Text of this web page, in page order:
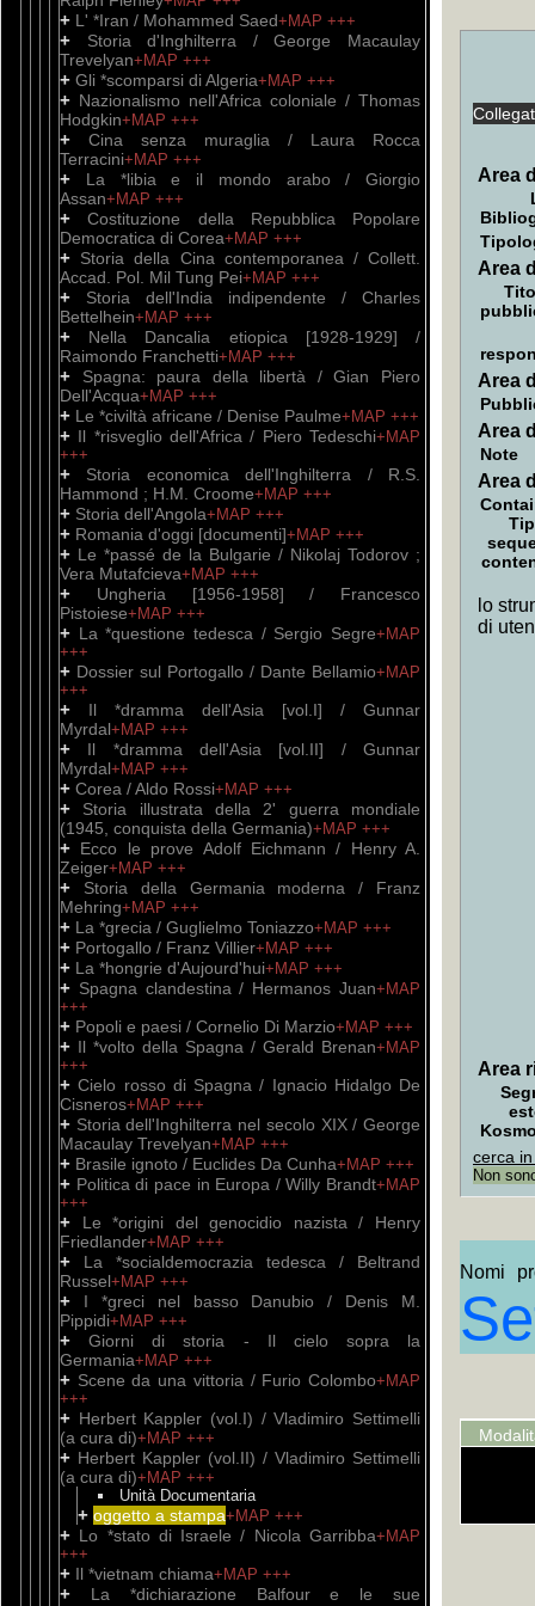
+ L' *Iran / Mohammed Saed+MAP +++
+
Storia d'Inghilterra / George Macaulay
Trevelyan+MAP +++
+ Gli *scomparsi di Algeria+MAP +++
+ Nazionalismo nell'Africa coloniale / Thomas
Hodgkin+MAP +++
+ Cina senza muraglia / Laura Rocca
Terracini+MAP +++
+
La *libia e il mondo arabo / Giorgio
Assan+MAP +++
+Costituzione della Repubblica Popolare
Democratica di Corea+MAP +++
+ Storia della Cina contemporanea / Collett.
Accad. Pol. Mil Tung Pei+MAP +++
+ Storia dell'India indipendente / Charles
Bettelhein+MAP +++
+ Nella Dancalia etiopica [1928-1929] /
Raimondo Franchetti+MAP +++
+
Spagna: paura della libertà / Gian Piero
Dell'Acqua+MAP +++
+ Le *civiltà africane / Denise Paulme+MAP +++
+ Il *risveglio dell'Africa / Piero Tedeschi+MAP
+++
+ Storia economica dell'Inghilterra / R.S.
Hammond ; H.M. Croome+MAP +++
+ Storia dell'Angola+MAP +++
+ Romania d'oggi [documenti]+MAP +++
+ Le *passé de la Bulgarie / Nikolaj Todorov ;
Vera Mutafcieva+MAP +++
+
Ungheria [1956-1958] / Francesco
Pistoiese+MAP +++
+ La *questione tedesca / Sergio Segre+MAP
+++
+ Dossier sul Portogallo / Dante Bellamio+MAP
+++
+ Il *dramma dell'Asia [vol.I] / Gunnar
Myrdal+MAP +++
+ Il *dramma dell'Asia [vol.II] / Gunnar
Myrdal+MAP +++
+ Corea / Aldo Rossi+MAP +++
+ Storia illustrata della 2' guerra mondiale
(1945, conquista della Germania)+MAP +++
+ Ecco le prove Adolf Eichmann / Henry A.
Zeiger+MAP +++
+
Storia della Germania moderna / Franz
Mehring+MAP +++
+ La *grecia / Guglielmo Toniazzo+MAP +++
+ Portogallo / Franz Villier+MAP +++
+ La *hongrie d'Aujourd'hui+MAP +++
+ Spagna clandestina / Hermanos Juan+MAP
+++
+ Popoli e paesi / Cornelio Di Marzio+MAP +++
+ Il *volto della Spagna / Gerald Brenan+MAP
+++
+Cielo rosso di Spagna / Ignacio Hidalgo De
Cisneros+MAP +++
+ Storia dell'Inghilterra nel secolo XIX / George
Macaulay Trevelyan+MAP +++
+ Brasile ignoto / Euclides Da Cunha+MAP +++
+ Politica di pace in Europa / Willy Brandt+MAP
+++
+
Le *origini del genocidio nazista / Henry
Friedlander+MAP +++
+ La *socialdemocrazia tedesca / Beltrand
Russel+MAP +++
+
I *greci nel basso Danubio / Denis M.
Pippidi+MAP +++
+Giorni di storia - Il cielo sopra la
Germania+MAP +++
+ Scene da una vittoria / Furio Colombo+MAP
+++
+ Herbert Kappler (vol.I) / Vladimiro Settimelli
(a cura di)+MAP +++
+ Herbert Kappler (vol.II) / Vladimiro Settimelli
(a cura di)+MAP +++
Unità Documentaria
+ oggetto a stampa+MAP +++
+ Lo *stato di Israele / Nicola Garribba+MAP
+++
+ Il *vietnam chiama+MAP +++
+
La *dichiarazione Balfour e le sue
Area
Area
Area
Area
Note
Area
lo
di
Area
cerca
Non
Nomi